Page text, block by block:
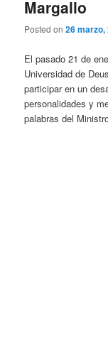
Margallo
Posted on26 marzo,
El pasado 21 de
Universidad de
participar en un
personalidades y
palabras del